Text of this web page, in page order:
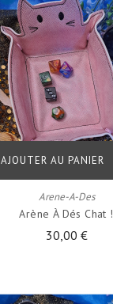
Arene-A-Des
Arène À Dés Chat !
30,00 €
AJOUTER AU PANIER